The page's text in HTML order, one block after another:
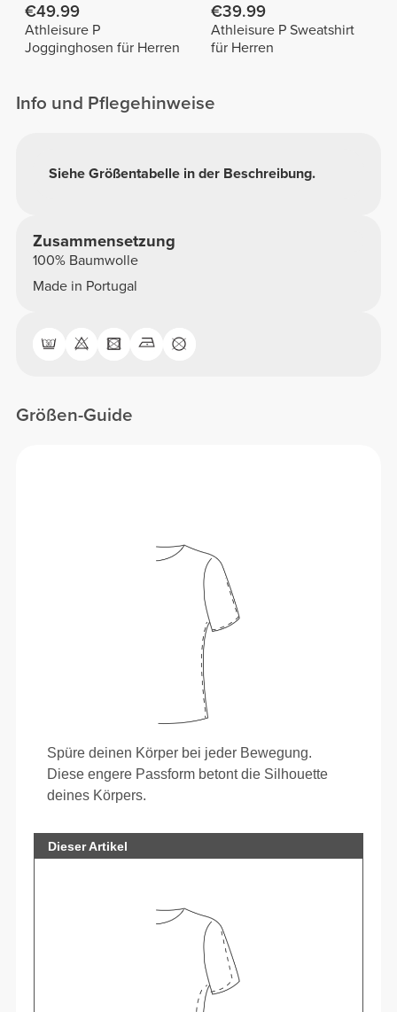
€49.99
Athleisure P
Jogginghosen für Herren
€39.99
Athleisure P Sweatshirt
für Herren
Info und Pflegehinweise
Siehe Größentabelle in der Beschreibung.
Zusammensetzung
100% Baumwolle
Made in Portugal
Größen-Guide
Spüre deinen Körper bei jeder Bewegung.
Diese engere Passform betont die Silhouette
deines Körpers.
Dieser Artikel